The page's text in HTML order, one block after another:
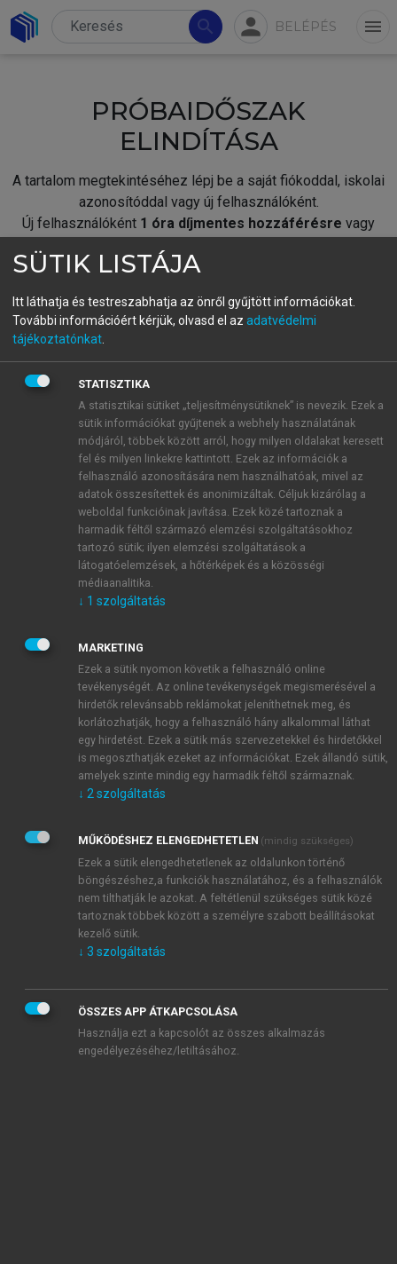
search person BELÉPÉS menu
PRÓBAIDŐSZAK
ELINDÍTÁSA
A tartalom megtekintéséhez lépj be a saját fiókoddal, iskolai
azonosítóddal vagy új felhasználóként.
Új felhasználóként 1 óra díjmentes hozzáférésre vagy
fiókoddal,vagy hozz létre új fiókot.
A regisztráció után apróbaidőszakautomatikusan
BELÉPÉS SAJÁT FIÓKKAL
ÚJ FIÓK LÉTREHOZÁSA
1 óra díjmentes hozzáférés
E-MAIL-CÍM
JELSZÓ
JELSZÓ ÚJRA
Kérek értesítést a MeRSZ újdonságairól, akcióiról.
Kérek értesítést az Akadémiai Kiadó Zrt. újdonságairól,
Adatkezelési tájékoztatóbanfoglaltakat tudomásul
veszem és elfogadom.
Általános vásárlási feltételeket, valamint a szotar.netés a
mersz.huoldalak licencszerződéseiben foglaltakat
tudomásul veszem és elfogadom.
KIPRÓBÁLOM
SÜTIK LISTÁJA
Itt láthatja és testreszabhatja az önről gyűjtött információkat.
További információért kérjük, olvasd el az adatvédelmi
tájékoztatónkat
STATISZTIKA
A statisztikai sütiket „teljesítménysütiknek” is nevezik. Ezek a
sütik információkat gyűjtenek a webhely használatának
módjáról, többek között arról, hogy milyen oldalakat keresett
fel és milyen linkekre kattintott. Ezek az információk a
felhasználó azonosítására nem használhatóak, mivel az
adatok összesítettek és anonimizáltak. Céljuk kizárólag a
weboldal funkcióinak javítása. Ezek közé tartoznak a
harmadik féltől származó elemzési szolgáltatásokhoz
tartozó sütik; ilyen elemzési szolgáltatások a
látogatóelemzések, a hőtérképek és a közösségi
médiaanalitika.
↓ 1 szolgáltatás
MARKETING
Ezek a sütik nyomon követik a felhasználó online
tevékenységét. Az online tevékenységek megismerésével a
hirdetők relevánsabb reklámokat jeleníthetnek meg, és
korlátozhatják, hogy a felhasználó hány alkalommal láthat
egy hirdetést. Ezek a sütik más szervezetekkel és hirdetőkkel
is megoszthatják ezeket az információkat. Ezek állandó sütik,
amelyek szinte mindig egy harmadik féltől származnak.
↓ 2 szolgáltatás
MŰKÖDÉSHEZ ELENGEDHETETLEN (mindig szükséges)
Ezek a sütik elengedhetetlenek az oldalunkon történő
böngészéshez,a funkciók használatához, és a felhasználók
nem tilthatják le azokat. A feltétlenül szükséges sütik közé
tartoznak többek között a személyre szabott beállításokat
kezelő sütik.
↓ 3 szolgáltatás
ÖSSZES APP ÁTKAPCSOLÁSA
Használja ezt a kapcsolót az összes alkalmazás
engedélyezéséhez/letiltásához.